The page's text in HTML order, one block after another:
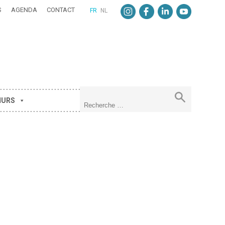
AGENDA CONTACT FR NL